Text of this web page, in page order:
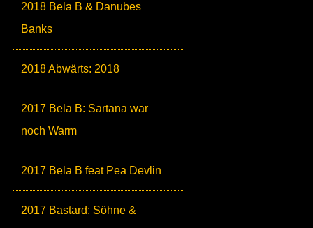
2018 Bela B & Danubes
Banks
2018 Abwärts: 2018
2017 Bela B: Sartana war
noch Warm
2017 Bela B feat Pea Devlin
2017 Bastard: Söhne &